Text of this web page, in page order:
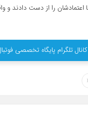
را از دست دادند و
تلگرام پایگاه تخصصی